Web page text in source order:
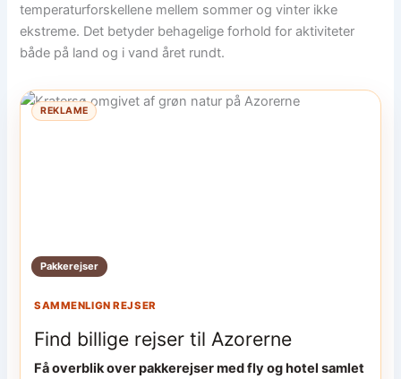
temperaturforskellene mellem sommer og vinter ikke
ekstreme. Det betyder behagelige forhold for aktiviteter
både på land og i vand året rundt.
REKLAME
Pakkerejser
SAMMENLIGN REJSER
Find billige rejser til Azorerne
Få overblik over pakkerejser med fly og hotel samlet